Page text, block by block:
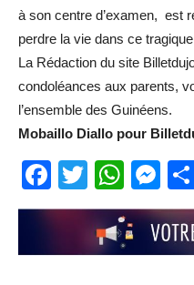
à son centre d’examen, est
perdre la vie dans ce
La Rédaction du site
condoléances aux parents,
l’ensemble des Guinéens.
Mobaillo Diallo pour
Facebook
Twitter